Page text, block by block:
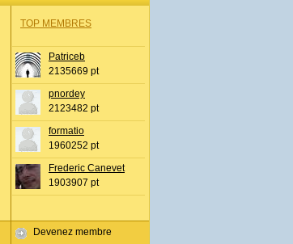
TOP MEMBRES
Patriceb
2135669 pt
pnordey
2123482 pt
formatio
1960252 pt
Frederic Canevet
1903907 pt
Devenez membre